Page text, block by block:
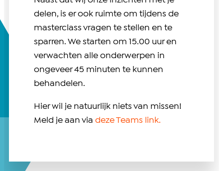
delen, is er ook ruimte om tijdens de
masterclass vragen te stellen en te
sparren. We starten om 15.00 uur en
verwachten alle onderwerpen in
ongeveer 45 minuten te kunnen
behandelen.
Hier wil je natuurlijk niets van missen!
Meld je aan via deze Teams link.